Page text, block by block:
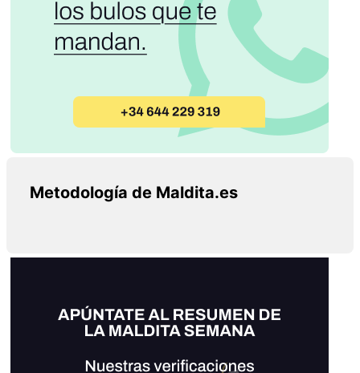
Metodología de Maldita.es